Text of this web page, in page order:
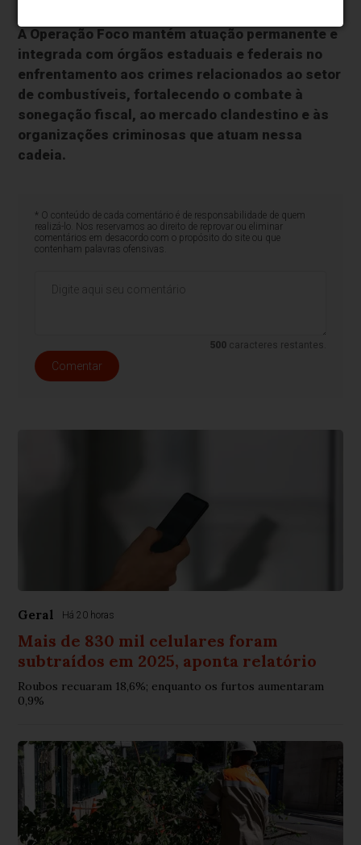
A Operação Foco mantém atuação permanente e
integrada com órgãos estaduais e federais no
enfrentamento aos crimes relacionados ao setor
de combustíveis, fortalecendo o combate à
sonegação fiscal, ao mercado clandestino e às
organizações criminosas que atuam nessa
cadeia.
* O conteúdo de cada comentário é de responsabilidade de quem
realizá-lo. Nos reservamos ao direito de reprovar ou eliminar
comentários em desacordo com o propósito do site ou que
contenham palavras ofensivas.
500 caracteres restantes.
Comentar
Geral Há 20 horas
Mais de 830 mil celulares foram
subtraídos em 2025, aponta relatório
Roubos recuaram 18,6%; enquanto os furtos aumentaram
0,9%